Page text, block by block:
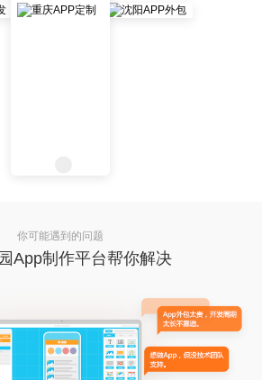
你可能遇到的问题
App制作平台帮你解决